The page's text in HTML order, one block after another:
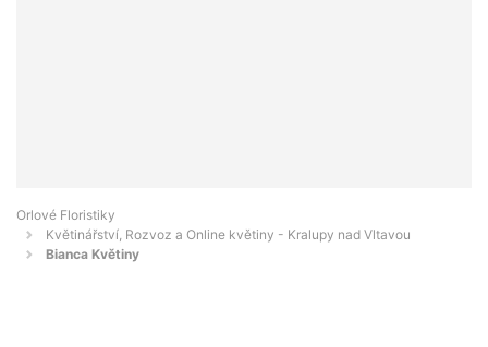
Orlové Floristiky
Květinářství, Rozvoz a Online květiny - Kralupy nad Vltavou
Bianca Květiny